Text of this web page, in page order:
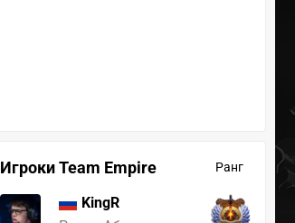
Игроки Team Empire Ранг
KingR